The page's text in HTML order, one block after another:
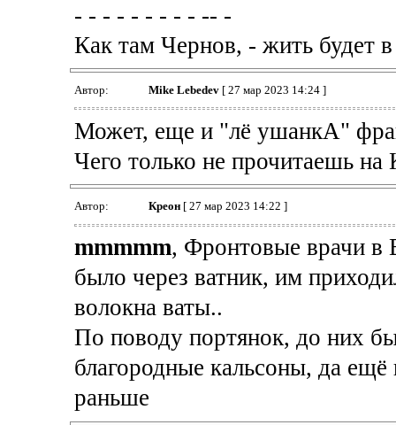
- - - - - - - - - -- -
Как там Чернов, - жить будет
Автор: Mike Lebedev[ 27 мар 2023 14:24 ]
Может, еще и "лё ушанкА"
Чего только не прочитаешь на
Автор: Креон[ 27 мар 2023 14:22 ]
mmmmm, Фронтовые врачи в
было через ватник, им
волокна ваты..
По поводу портянок, до них
благородные кальсоны, да
раньше